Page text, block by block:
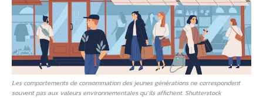
Les comportements de consommation des jeunes générations ne correspondent
souvent pas aux valeurs environnementales qu’ils affichent. Shutterstock